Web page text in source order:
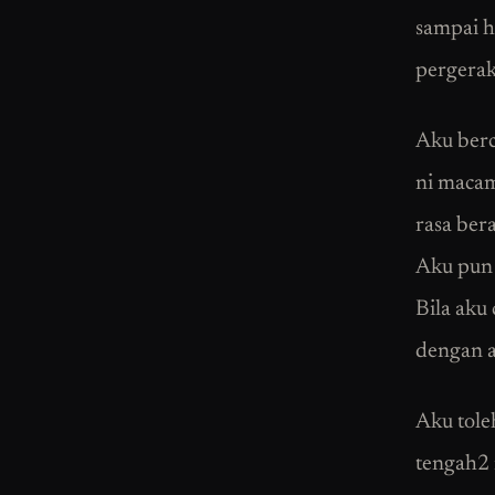
sampai
Aku
ni
rasa
Aku pun
Bila aku
dengan
Aku
tengah2